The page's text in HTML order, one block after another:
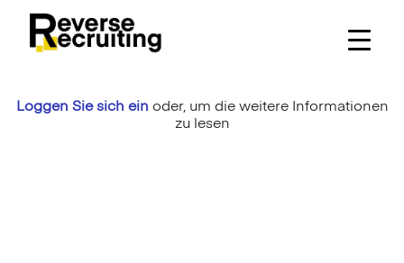
content
Loggen Sie sich ein oder, um die weitere Informationen
zu lesen